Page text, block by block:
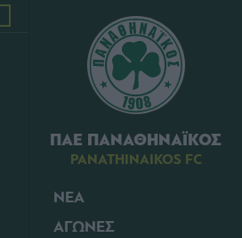
ΠΑΕ ΠΑΝΑΘΗΝΑΪΚΟΣ
PANATHINAIKOS FC
ΝΕΑ
ΑΓΩΝΕΣ